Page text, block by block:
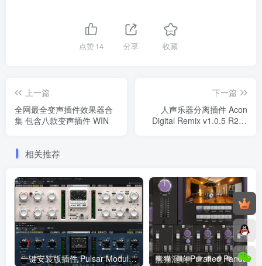
点赞14 分享 收藏
上一篇
全网最全变声插件效果器合
集 包含八款变声插件 WIN
下一篇
人声乐器分离插件 Acon
Digital Remix v1.0.5 R2R-
相关推荐
一键安装版插件 Pulsar Modular P11 Abyss终极压缩 WIN